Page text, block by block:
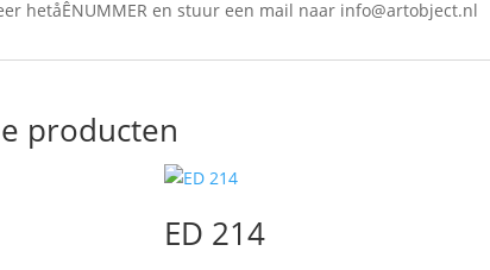
hetåÊNUMMER en stuur een mail naar info@artobject.nl
producten
ED 214